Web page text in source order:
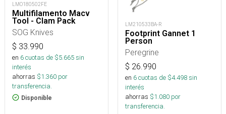
LMO180502FE
Multifilamento Macv
Tool - Clam Pack
SOG Knives
$ 33.990
en 6cuotas de $5.665sin
interés
ahorras $1.360 por
transferencia.
Disponible
LM210533BA-R
Footprint Gannet 1
Person
Peregrine
$ 26.990
en 6cuotas de $4.498sin
interés
ahorras $1.080 por
transferencia.